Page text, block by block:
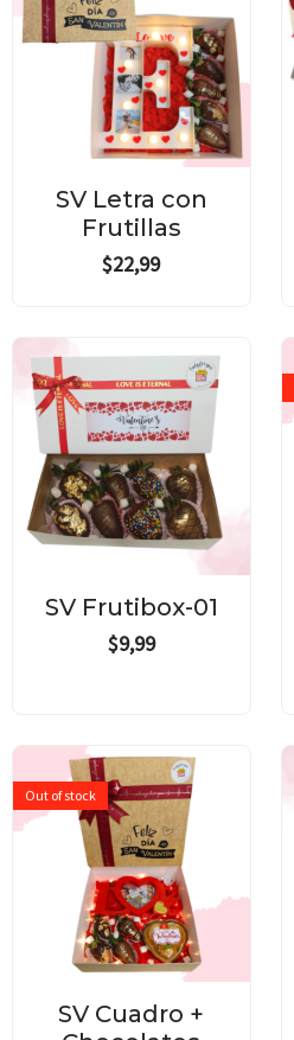
SV Letra con
Frutillas
$22,99
SV Frutibox-01
$9,99
Out of stock
SV Cuadro +